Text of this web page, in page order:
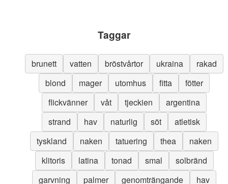
Taggar
brunett vatten bröstvårtor ukraina
rakad
blond
mager utomhus fitta
fötter
flickvänner
våt tjeckien
argentina
strand
hav naturlig söt
atletisk
tyskland
naken tatuering thea
naken
klitoris
latina tonad smal
solbränd
garvning
palmer genomträngande
hav